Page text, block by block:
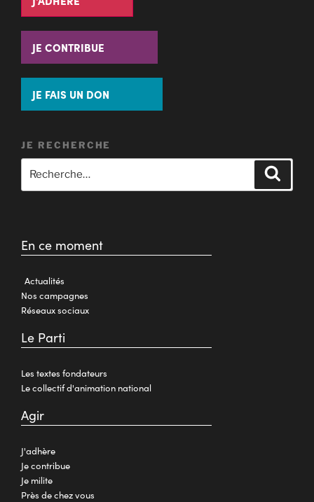
JE CONTRIBUE
JE FAIS UN DON
JE RECHERCHE
En ce moment
Actualités
Nos campagnes
Réseaux sociaux
Le Parti
Les textes fondateurs
Le collectif d'animation national
Agir
J'adhère
Je contribue
Je milite
Près de chez vous